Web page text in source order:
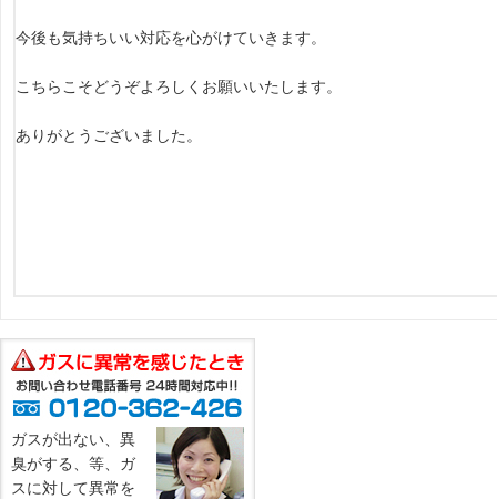
今後も気持ちいい対応を心がけていきます。
こちらこそどうぞよろしくお願いいたします。
ありがとうございました。
ガスが出ない、異
臭がする、等、ガ
スに対して異常を